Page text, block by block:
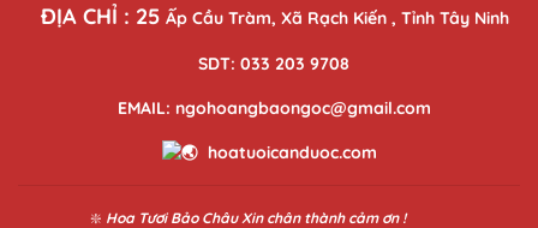
ĐỊA CHỈ : 25 Ấp Cầu Tràm, Xã Rạch Kiến , Tỉnh Tây Ninh
SDT: 033 203 9708
EMAIL: ngohoangbaongoc@gmail.com
hoatuoicanduoc.com
❇️ Hoa Tươi Bảo Châu Xin chân thành cảm ơn !